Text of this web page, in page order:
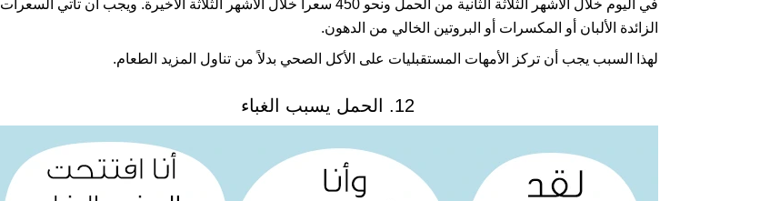
في اليوم خلال الأشهر الثلاثة الثانية من الحمل ونحو 450 سعراً خلال الأشهر الثلاثة الأخيرة. ويجب أن تأتي السعرات
الزائدة الألبان أو المكسرات أو البروتين الخالي من الدهون.
لهذا السبب يجب أن تركز الأمهات المستقبليات على الأكل الصحي بدلاً من تناول المزيد الطعام.
12. الحمل يسبب الغباء